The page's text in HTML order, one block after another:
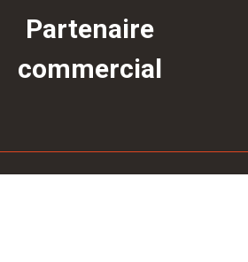
Partenaire
commercial